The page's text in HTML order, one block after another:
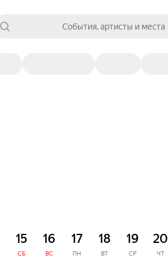
События, артисты и места
15
СБ
16
ВС
17
ПН
18
ВТ
19
СР
20
ЧТ